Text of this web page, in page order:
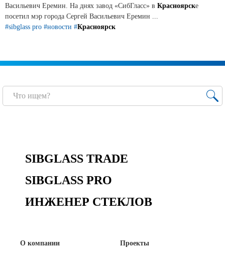
Стекло для машиностроения
Стекло для мебели, оборудования и бытовой техники
Светопрозрачные конструкции для розничных
Техподдержка
+7 (391) 278-77-77
Васильевич Еремин. На днях завод «СибГласс» в Красноярске
посетил мэр города Сергей Васильевич Еремин ...
#sibglass pro #новости #Красноярск
SIBGLASS TRADE
SIBGLASS PRO
ИНЖЕНЕР СТЕКЛОВ
О компании Проекты